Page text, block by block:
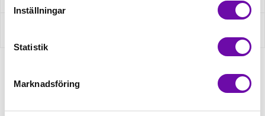
Inställningar
Statistik
MarknadsföringRelaterade produkter